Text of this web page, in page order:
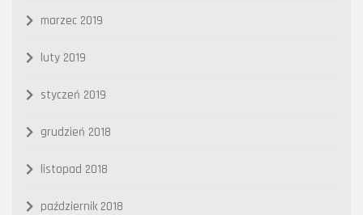
marzec 2019
luty 2019
styczeń 2019
grudzień 2018
listopad 2018
październik 2018